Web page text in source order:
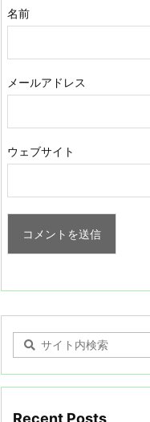
名前
メールアドレス
ウェブサイト
Recent Posts